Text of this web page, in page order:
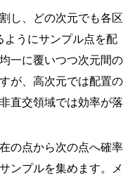
し、どの次元でも各区
ようにサンプル点を配
一に覆いつつ次元間の
が、高次元では配置の
直交領域では効率が落
の点から次の点へ確率
ンプルを集めます。メ